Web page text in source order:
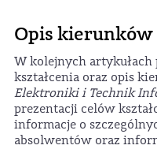
Opis
W kolejnych
kształcenia oraz opis
Elektroniki i Technik
prezentacji celów
informacje o
absolwentów oraz